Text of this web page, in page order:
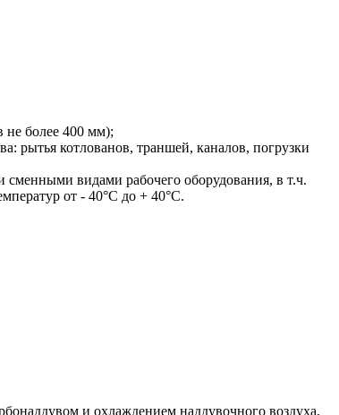
не более 400 мм);
рытья котлованов, траншей, каналов, погрузки
видами рабочего оборудования, в т.ч.
от - 40°С до + 40°С.
и охлаждением наддувочного воздуха,